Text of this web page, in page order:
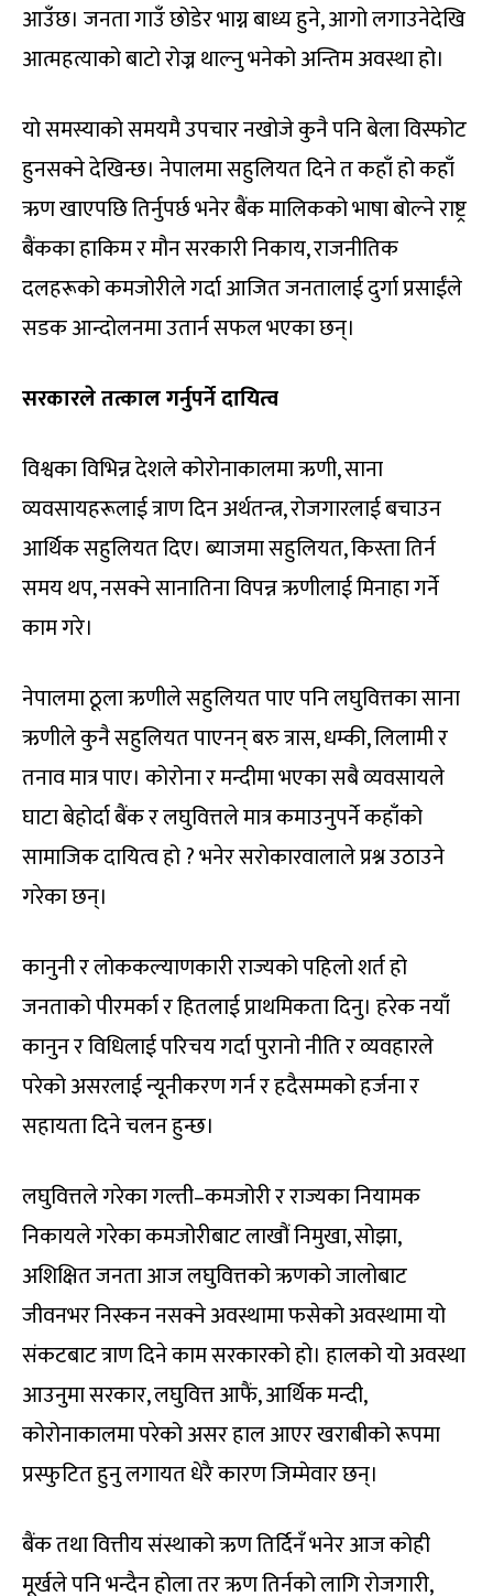
आउँछ। जनता गाउँ छोडेर भाग्न बाध्य हुने, आगो लगाउनेदेखि
आत्महत्याको बाटो रोज्न थाल्नु भनेको अन्तिम अवस्था हो।
यो समस्याको समयमै उपचार नखोजे कुनै पनि बेला विस्फोट
हुनसक्ने देखिन्छ। नेपालमा सहुलियत दिने त कहाँ हो कहाँ
ऋण खाएपछि तिर्नुपर्छ भनेर बैंक मालिकको भाषा बोल्ने राष्ट्र
बैंकका हाकिम र मौन सरकारी निकाय, राजनीतिक
दलहरूको कमजोरीले गर्दा आजित जनतालाई दुर्गा प्रसाईंले
सडक आन्दोलनमा उतार्न सफल भएका छन्।
सरकारले तत्काल गर्नुपर्ने दायित्व
विश्वका विभिन्न देशले कोरोनाकालमा ऋणी, साना
व्यवसायहरूलाई त्राण दिन अर्थतन्त्र, रोजगारलाई बचाउन
आर्थिक सहुलियत दिए। ब्याजमा सहुलियत, किस्ता तिर्न
समय थप, नसक्ने सानातिना विपन्न ऋणीलाई मिनाहा गर्ने
काम गरे।
नेपालमा ठूला ऋणीले सहुलियत पाए पनि लघुवित्तका साना
ऋणीले कुनै सहुलियत पाएनन् बरु त्रास, धम्की, लिलामी र
तनाव मात्र पाए। कोरोना र मन्दीमा भएका सबै व्यवसायले
घाटा बेहोर्दा बैंक र लघुवित्तले मात्र कमाउनुपर्ने कहाँको
सामाजिक दायित्व हो ? भनेर सरोकारवालाले प्रश्न उठाउने
गरेका छन्।
कानुनी र लोककल्याणकारी राज्यको पहिलो शर्त हो
जनताको पीरमर्का र हितलाई प्राथमिकता दिनु। हरेक नयाँ
कानुन र विधिलाई परिचय गर्दा पुरानो नीति र व्यवहारले
परेको असरलाई न्यूनीकरण गर्न र हदैसम्मको हर्जना र
सहायता दिने चलन हुन्छ।
लघुवित्तले गरेका गल्ती–कमजोरी र राज्यका नियामक
निकायले गरेका कमजोरीबाट लाखौं निमुखा, सोझा,
अशिक्षित जनता आज लघुवित्तको ऋणको जालोबाट
जीवनभर निस्कन नसक्ने अवस्थामा फसेको अवस्थामा यो
संकटबाट त्राण दिने काम सरकारको हो। हालको यो अवस्था
आउनुमा सरकार, लघुवित्त आफैं, आर्थिक मन्दी,
कोरोनाकालमा परेको असर हाल आएर खराबीको रूपमा
प्रस्फुटित हुनु लगायत धेरै कारण जिम्मेवार छन्।
बैंक तथा वित्तीय संस्थाको ऋण तिर्दिनँ भनेर आज कोही
मूर्खले पनि भन्दैन होला तर ऋण तिर्नको लागि रोजगारी,